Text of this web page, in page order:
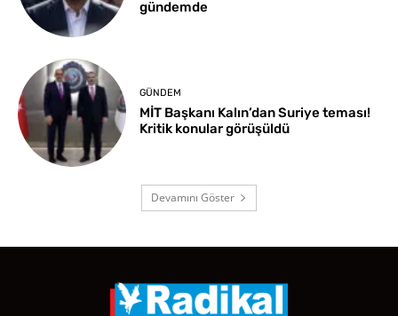
gündemde
GÜNDEM
MİT Başkanı Kalın’dan Suriye teması!
Kritik konular görüşüldü
Devamını Göster